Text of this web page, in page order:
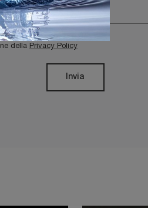
della Privacy Policy
Invia